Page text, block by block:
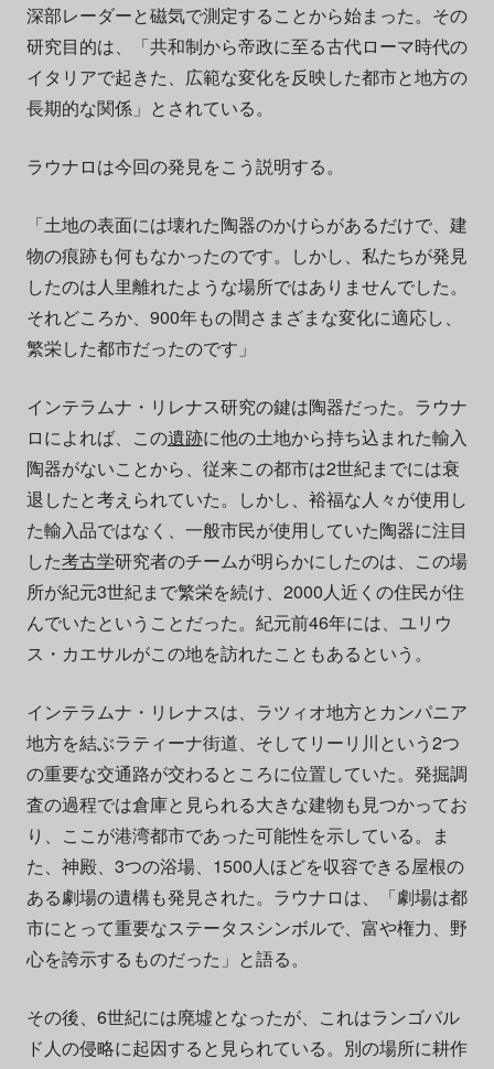
深部レーダーと磁気で測定することから始まった。その
研究目的は、「共和制から帝政に至る古代ローマ時代の
イタリアで起きた、広範な変化を反映した都市と地方の
長期的な関係」とされている。
ラウナロは今回の発見をこう説明する。
「土地の表面には壊れた陶器のかけらがあるだけで、建
物の痕跡も何もなかったのです。しかし、私たちが発見
したのは人里離れたような場所ではありませんでした。
それどころか、900年もの間さまざまな変化に適応し、
繁栄した都市だったのです」
インテラムナ・リレナス研究の鍵は陶器だった。ラウナ
ロによれば、この遺跡に他の土地から持ち込まれた輸入
陶器がないことから、従来この都市は2世紀までには衰
退したと考えられていた。しかし、裕福な人々が使用し
た輸入品ではなく、一般市民が使用していた陶器に注目
した考古学研究者のチームが明らかにしたのは、この場
所が紀元3世紀まで繁栄を続け、2000人近くの住民が住
んでいたということだった。紀元前46年には、ユリウ
ス・カエサルがこの地を訪れたこともあるという。
インテラムナ・リレナスは、ラツィオ地方とカンパニア
地方を結ぶラティーナ街道、そしてリーリ川という2つ
の重要な交通路が交わるところに位置していた。発掘調
査の過程では倉庫と見られる大きな建物も見つかってお
り、ここが港湾都市であった可能性を示している。ま
た、神殿、3つの浴場、1500人ほどを収容できる屋根の
ある劇場の遺構も発見された。ラウナロは、「劇場は都
市にとって重要なステータスシンボルで、富や権力、野
心を誇示するものだった」と語る。
その後、6世紀には廃墟となったが、これはランゴバル
ド人の侵略に起因すると見られている。別の場所に耕作